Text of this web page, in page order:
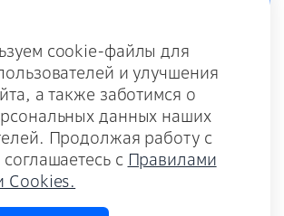
конфиденциальности;
и противодействие коррупции;
оферта;
оферта для ДЗО;
оферта внедрение;
тариф;
cookie-файлы для
и улучшения
а также заботимся о
данных наших
Продолжая работу с
с Правилами
Cookies.